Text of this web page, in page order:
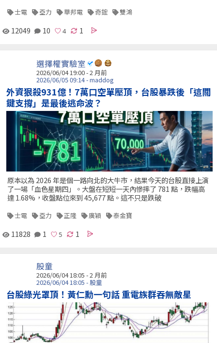
士電 亞力 華邦電 奇鋐 雙鴻
12049 10 1
選擇權實驗室
2026/06/04 19:00 - 2 月前
2026/06/05 09:14 - maddog
外資狠殺931億！7萬口空單壓頂，台股暴跌後「這關
鍵支撐」是最後逃命波？
原本以為 2026 年是個一路向北的大牛市，結果今天的台股直接上演
了一場「血色星期四」。大盤在短短一天內慘摔了 781 點，跌幅高
達 1.68%，收盤點位來到 45,677 點。這不只是跌破
士電 亞力 正隆 廣穎 泰金寶
11828 1 1
股童
2026/06/04 18:05 - 2 月前
2026/06/04 18:05 - 股童
台股綠光罩頂！黃仁勳一句話 重電族群吞無敵星